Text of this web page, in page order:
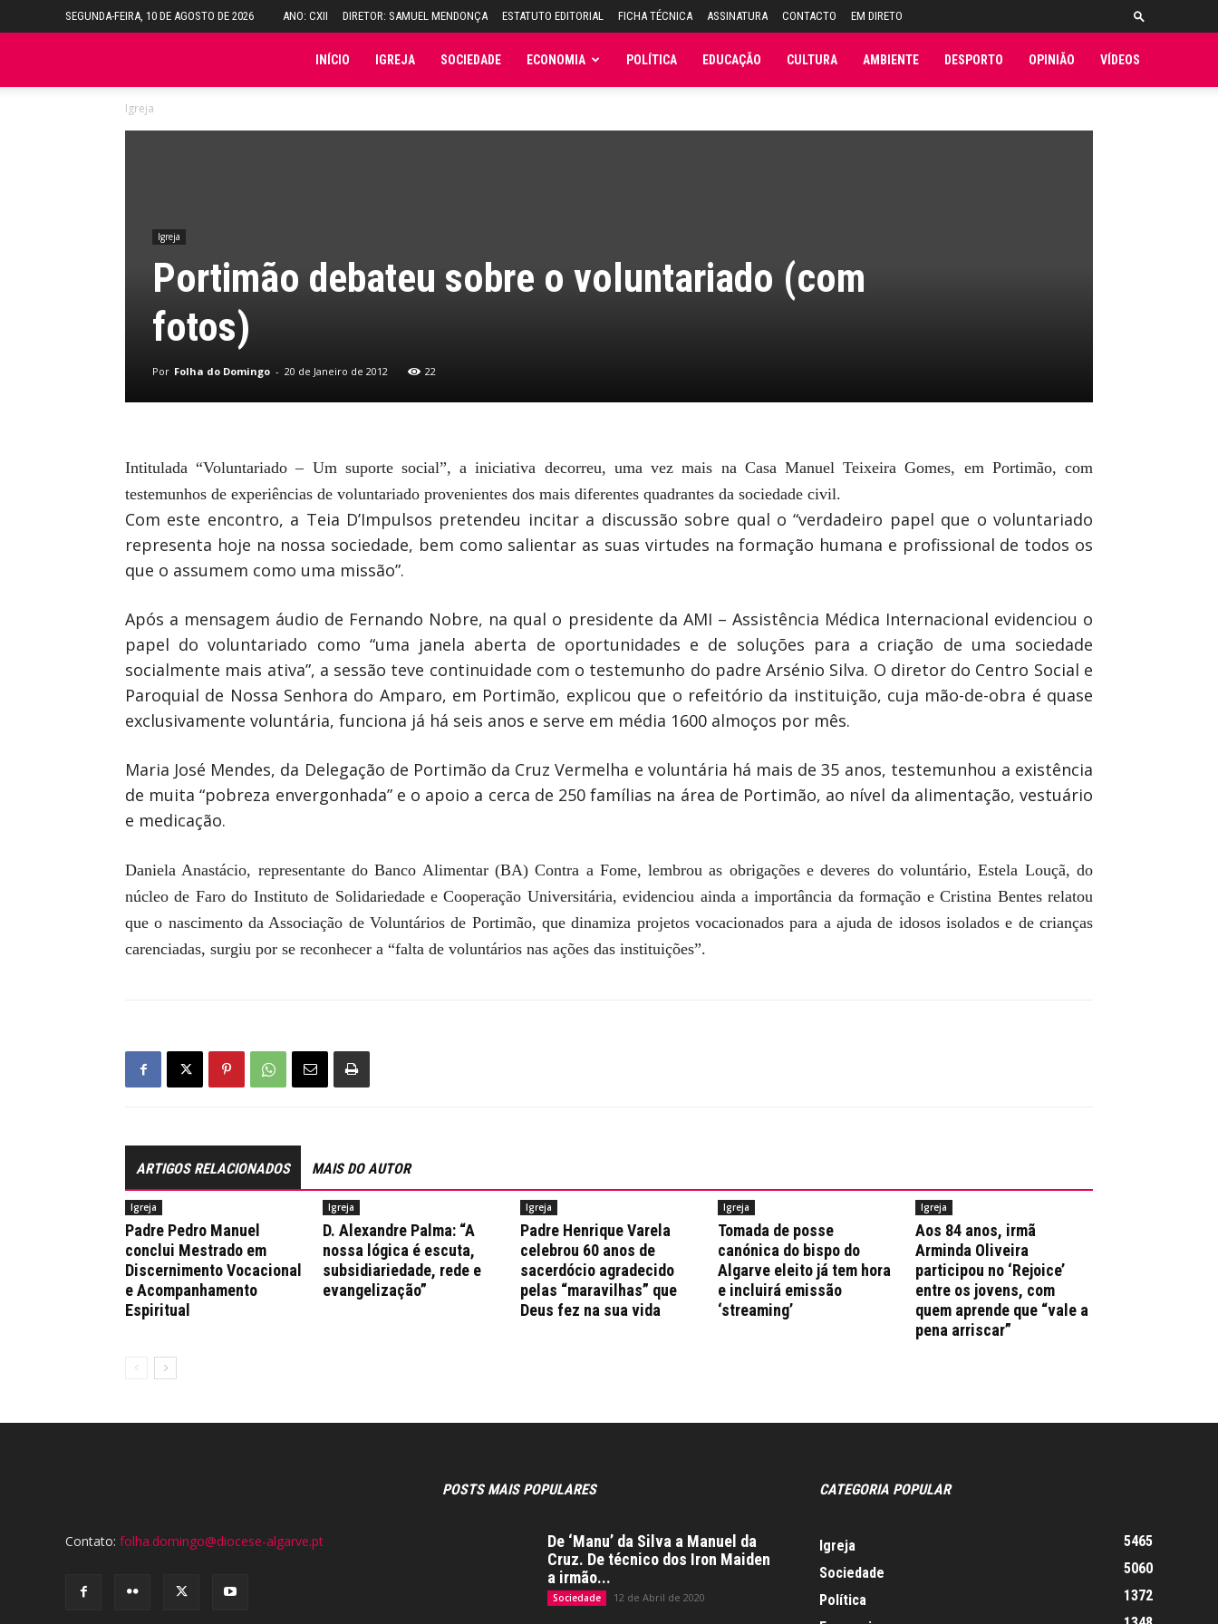
SEGUNDA-FEIRA, 10 DE AGOSTO DE 2026 ANO: CXII DIRETOR: SAMUEL MENDONÇA ESTATUTO EDITORIAL FICHA TÉCNICA ASSINATURA CONTACTO EM DIRETO
INÍCIO IGREJA SOCIEDADE ECONOMIA POLÍTICA EDUCAÇÃO CULTURA AMBIENTE DESPORTO OPINIÃO VÍDEOS
Igreja
Igreja
Portimão debateu sobre o voluntariado (com
fotos)
Por Folha do Domingo - 20 de Janeiro de 2012 22
Intitulada “Voluntariado – Um suporte social”, a iniciativa decorreu, uma vez mais na Casa Manuel Teixeira Gomes, em Portimão, com
testemunhos de experiências de voluntariado provenientes dos mais diferentes quadrantes da sociedade civil.
Com este encontro, a Teia D’Impulsos pretendeu incitar a discussão sobre qual o “verdadeiro papel que o voluntariado
representa hoje na nossa sociedade, bem como salientar as suas virtudes na formação humana e profissional de todos os
que o assumem como uma missão”.
Após a mensagem áudio de Fernando Nobre, na qual o presidente da AMI – Assistência Médica Internacional evidenciou o
papel do voluntariado como “uma janela aberta de oportunidades e de soluções para a criação de uma sociedade
socialmente mais ativa”, a sessão teve continuidade com o testemunho do padre Arsénio Silva. O diretor do Centro Social e
Paroquial de Nossa Senhora do Amparo, em Portimão, explicou que o refeitório da instituição, cuja mão-de-obra é quase
exclusivamente voluntária, funciona já há seis anos e serve em média 1600 almoços por mês.
Maria José Mendes, da Delegação de Portimão da Cruz Vermelha e voluntária há mais de 35 anos, testemunhou a existência
de muita “pobreza envergonhada” e o apoio a cerca de 250 famílias na área de Portimão, ao nível da alimentação, vestuário
e medicação.
Daniela Anastácio, representante do Banco Alimentar (BA) Contra a Fome, lembrou as obrigações e deveres do voluntário, Estela Louçã, do
núcleo de Faro do Instituto de Solidariedade e Cooperação Universitária, evidenciou ainda a importância da formação e Cristina Bentes relatou
que o nascimento da Associação de Voluntários de Portimão, que dinamiza projetos vocacionados para a ajuda de idosos isolados e de crianças
carenciadas, surgiu por se reconhecer a “falta de voluntários nas ações das instituições”.
ARTIGOS RELACIONADOS MAIS DO AUTOR
Igreja
Padre Pedro Manuel
conclui Mestrado em
Discernimento Vocacional
e Acompanhamento
Espiritual
Igreja
D. Alexandre Palma: “A
nossa lógica é escuta,
subsidiariedade, rede e
evangelização”
Igreja
Padre Henrique Varela
celebrou 60 anos de
sacerdócio agradecido
pelas “maravilhas” que
Deus fez na sua vida
Igreja
Tomada de posse
canónica do bispo do
Algarve eleito já tem hora
e incluirá emissão
‘streaming’
Igreja
Aos 84 anos, irmã
Arminda Oliveira
participou no ‘Rejoice’
entre os jovens, com
quem aprende que “vale a
pena arriscar”
Contato: folha.domingo@diocese-algarve.pt
POSTS MAIS POPULARES
De ‘Manu’ da Silva a Manuel da
Cruz. De técnico dos Iron Maiden
a irmão...
Sociedade 12 de Abril de 2020
CATEGORIA POPULAR
Igreja
5465
Sociedade
5060
Política
1372